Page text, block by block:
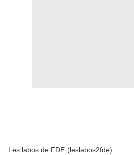
Les labos de FDE (leslabos2fde)